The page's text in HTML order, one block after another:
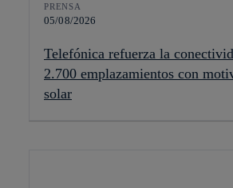
PRENSA
05/08/2026
Telefónica refuerza la
2.700 emplazamientos con
solar